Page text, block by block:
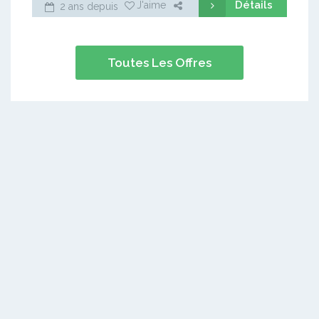
2 ans depuis J'aime Détails
Toutes Les Offres